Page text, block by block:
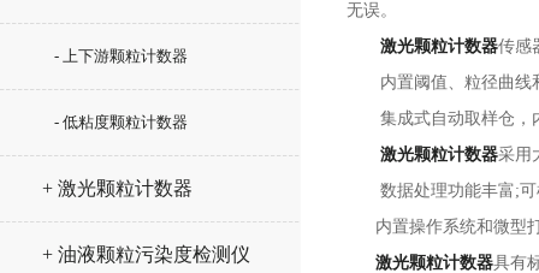
- 上下游颗粒计数器
- 低粘度颗粒计数器
+ 激光颗粒计数器
+ 油液颗粒污染度检测仪
无误。
激光颗粒计数器传感
内置阈值、粒径曲线
集成式自动取样仓，内
激光颗粒计数器采用
数据处理功能丰富;可
内置操作系统和微型打
激光颗粒计数器具有